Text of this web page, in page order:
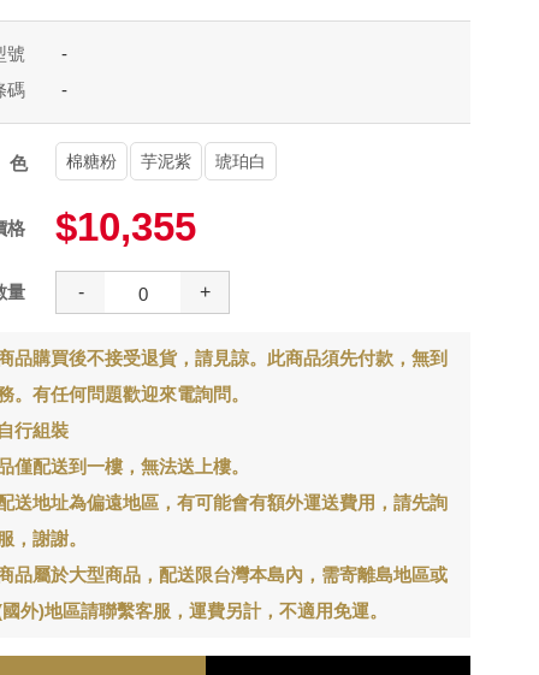
號
-
碼
-
色 棉糖粉 芋泥紫 琥珀白
格 $10,355
量 - +
品購買後不接受退貨，請見諒。此商品須先付款，無到
。有任何問題歡迎來電詢問。
行組裝
僅配送到一樓，無法送上樓。
送地址為偏遠地區，有可能會有額外運送費用，請先詢
，謝謝。
品屬於大型商品，配送限台灣本島內，需寄離島地區或
外)地區請聯繫客服，運費另計，不適用免運。